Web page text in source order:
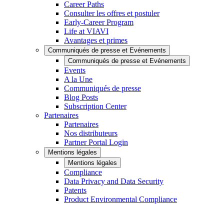
Career Paths
Consulter les offres et postuler
Early-Career Program
Life at VIAVI
Avantages et primes
Communiqués de presse et Evénements
Communiqués de presse et Evénements
Events
A la Une
Communiqués de presse
Blog Posts
Subscription Center
Partenaires
Partenaires
Nos distributeurs
Partner Portal Login
Mentions légales
Mentions légales
Compliance
Data Privacy and Data Security
Patents
Product Environmental Compliance